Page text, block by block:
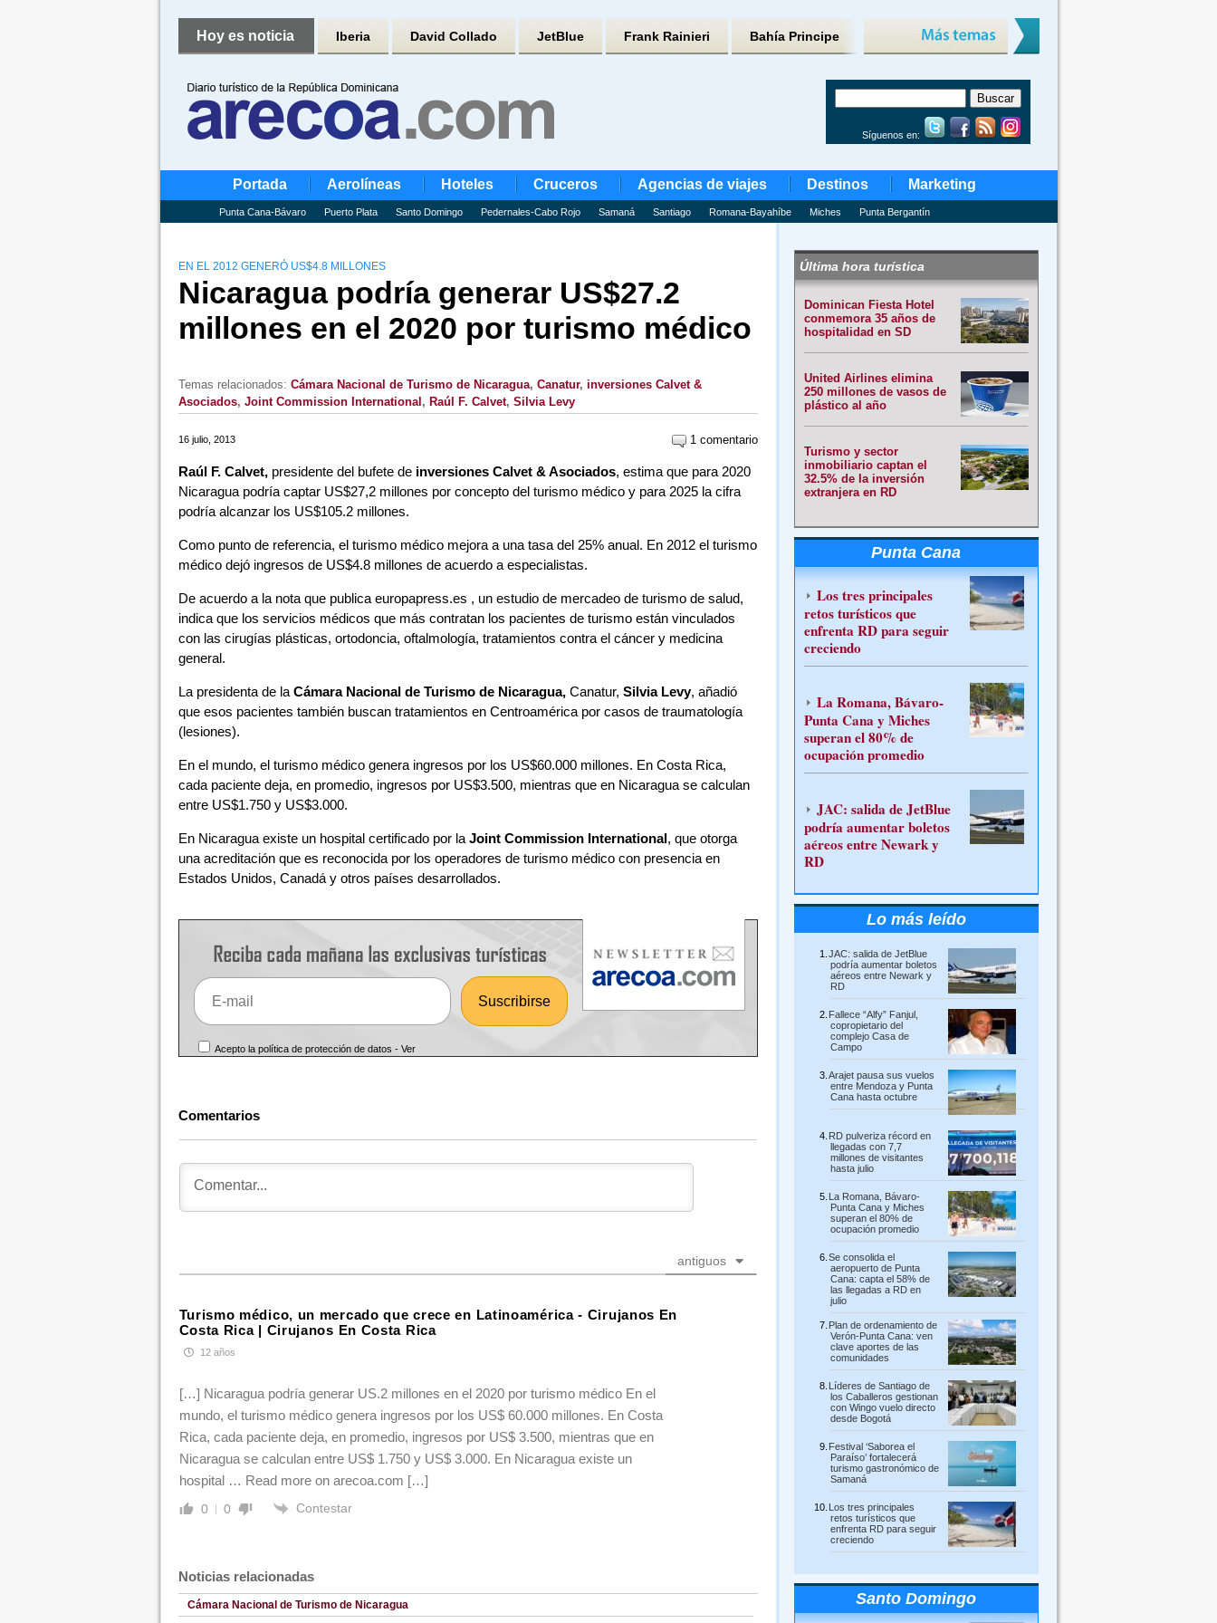
Hoy es noticia Iberia David Collado JetBlue Frank Rainieri Bahía Principe
Síguenos en:
Portada Aerolíneas Hoteles Cruceros Agencias de viajes Destinos Marketing
Punta Cana-Bávaro Puerto Plata Santo Domingo Pedernales-Cabo Rojo Samaná Santiago Romana-Bayahíbe Miches Punta Bergantín
EN EL 2012 GENERÓ US$4.8 MILLONES
Nicaragua podría generar US$27.2
millones en el 2020 por turismo médico
Temas relacionados: Cámara Nacional de Turismo de Nicaragua, Canatur, inversiones Calvet &
Asociados, Joint Commission International , Raúl F. Calvet, Silvia Levy
16 julio, 2013 1 comentario
Raúl F. Calvet,presidente del bufete de inversiones Calvet & Asociados, estima que para 2020
Nicaragua podría captar US$27,2 millones por concepto del turismo médico y para 2025 la cifra
podría alcanzar los US$105.2 millones.
Como punto de referencia, el turismo médico mejora a una tasa del 25% anual. En 2012 el turismo
médico dejó ingresos de US$4.8 millones de acuerdo a especialistas.
De acuerdo a la nota que publica europapress.es , un estudio de mercadeo de turismo de salud,
indica que los servicios médicos que más contratan los pacientes de turismo están vinculados
con las cirugías plásticas, ortodoncia, oftalmología, tratamientos contra el cáncer y medicina
general.
La presidenta de la Cámara Nacional de Turismo de Nicaragua,Canatur, Silvia Levy, añadió
que esos pacientes también buscan tratamientos en Centroamérica por casos de traumatología
(lesiones).
En el mundo, el turismo médico genera ingresos por los US$60.000 millones. En Costa Rica,
cada paciente deja, en promedio, ingresos por US$3.500, mientras que en Nicaragua se calculan
entre US$1.750 y US$3.000.
En Nicaragua existe un hospital certificado por la Joint Commission International, que otorga
una acreditación que es reconocida por los operadores de turismo médico con presencia en
Estados Unidos, Canadá y otros países desarrollados.
Acepto la política de protección de datos -Ver
Comentarios
antiguos
Turismo médico, un mercado que crece en Latinoamérica - Cirujanos En
Costa Rica | Cirujanos En Costa Rica
12 años
[…] Nicaragua podría generar US.2 millones en el 2020 por turismo médico En el
mundo, el turismo médico genera ingresos por los US$ 60.000 millones. En Costa
Rica, cada paciente deja, en promedio, ingresos por US$ 3.500, mientras que en
Nicaragua se calculan entre US$ 1.750 y US$ 3.000. En Nicaragua existe un
hospital … Read more on arecoa.com […]
0 0 Contestar
Noticias relacionadas
Cámara Nacional de Turismo de Nicaragua
Última hora turística
Dominican Fiesta Hotel
conmemora 35 años de
hospitalidad en SD
United Airlines elimina
250 millones de vasos de
plástico al año
Turismo y sector
inmobiliario captan el
32.5% de la inversión
extranjera en RD
Punta Cana
Los tres principales
retos turísticos que
enfrenta RD para seguir
creciendo
La Romana, Bávaro-
Punta Cana y Miches
superan el 80% de
ocupación promedio
JAC: salida de JetBlue
podría aumentar boletos
aéreos entre Newark y
RD
Lo más leído
JAC: salida de JetBlue
podría aumentar boletos
aéreos entre Newark y
RD
Fallece “Alfy” Fanjul,
copropietario del
complejo Casa de
Campo
Arajet pausa sus vuelos
entre Mendoza y Punta
Cana hasta octubre
RD pulveriza récord en
llegadas con 7,7
millones de visitantes
hasta julio
La Romana, Bávaro-
Punta Cana y Miches
superan el 80% de
ocupación promedio
Se consolida el
aeropuerto de Punta
Cana: capta el 58% de
las llegadas a RD en
julio
Plan de ordenamiento de
Verón-Punta Cana: ven
clave aportes de las
comunidades
Líderes de Santiago de
los Caballeros gestionan
con Wingo vuelo directo
desde Bogotá
Festival ‘Saborea el
Paraíso’ fortalecerá
turismo gastronómico de
Samaná
Los tres principales
retos turísticos que
enfrenta RD para seguir
creciendo
Santo Domingo